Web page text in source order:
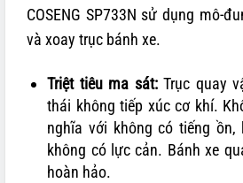
COSENG SP733N sử dụng mô-
và xoay trục bánh xe.
Triệt tiêu ma sát:Trục quay
thái không tiếp xúc cơ khí.
nghĩa với không có tiếng ồn,
không có lực cản. Bánh xe
hoàn hảo.